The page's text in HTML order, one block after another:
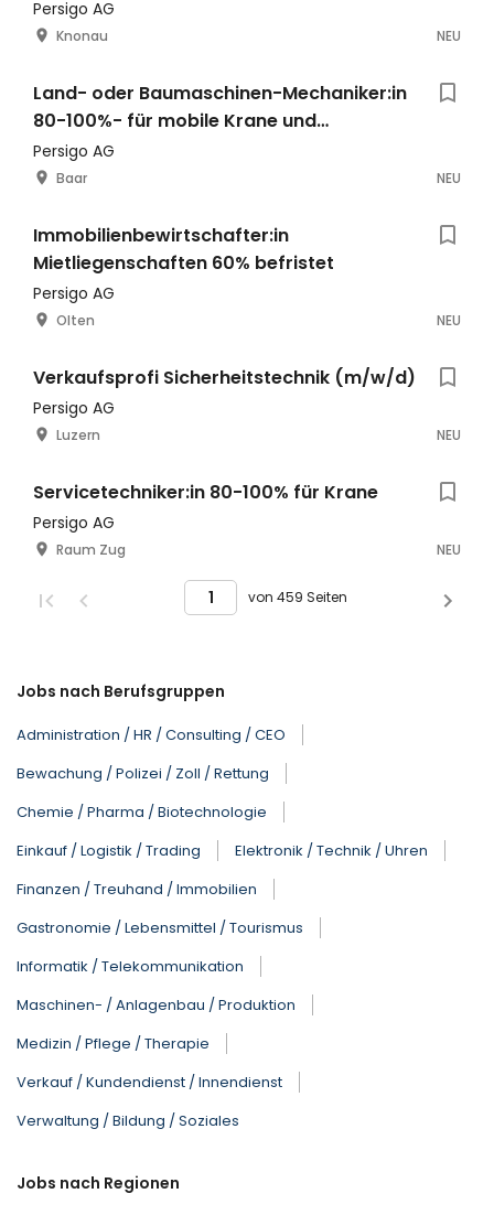
Persigo AG
Knonau NEU
Land- oder Baumaschinen-Mechaniker:in
80-100%- für mobile Krane und
Spezialfahrzeuge
Persigo AG
Baar NEU
Immobilienbewirtschafter:in
Mietliegenschaften 60% befristet
Persigo AG
Olten NEU
Verkaufsprofi Sicherheitstechnik (m/w/d)
Persigo AG
Luzern NEU
Servicetechniker:in 80-100% für Krane
Persigo AG
Raum Zug NEU
von 459 Seiten
Jobs nach Berufsgruppen
Administration / HR / Consulting / CEO
Bewachung / Polizei / Zoll / Rettung
Chemie / Pharma / Biotechnologie
Einkauf / Logistik / Trading
Elektronik / Technik / Uhren
Finanzen / Treuhand / Immobilien
Gastronomie / Lebensmittel / Tourismus
Informatik / Telekommunikation
Maschinen- / Anlagenbau / Produktion
Medizin / Pflege / Therapie
Verkauf / Kundendienst / Innendienst
Verwaltung / Bildung / Soziales
Jobs nach Regionen